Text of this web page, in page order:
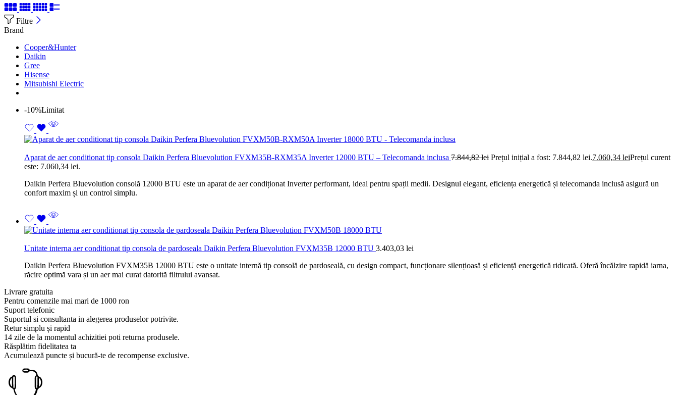
Filtre
Brand
Cooper&Hunter
Daikin
Gree
Hisense
Mitsubishi Electric
-10%Limitat
Aparat de aer conditionat tip consola Daikin Perfera Bluevolution FVXM35B-RXM35A Inverter 12000 BTU – Telecomanda inclusa 7.844,82lei Prețul inițial a fost: 7.844,82 lei.7.060,34 leiPrețul curent
este: 7.060,34 lei.
Daikin Perfera Bluevolution consolă 12000 BTU este un aparat de aer condiționat Inverter performant, ideal pentru spații medii. Designul elegant, eficiența energetică și telecomanda inclusă asigură un
confort maxim și un control simplu.
Unitate interna aer conditionat tip consola de pardoseala Daikin Perfera Bluevolution FVXM35B 12000 BTU 3.403,03 lei
Daikin Perfera Bluevolution FVXM35B 12000 BTU este o unitate internă tip consolă de pardoseală, cu design compact, funcționare silențioasă și eficiență energetică ridicată. Oferă încălzire rapidă iarna,
răcire optimă vara și un aer mai curat datorită filtrului avansat.
Livrare gratuita
Pentru comenzile mai mari de 1000 ron
Suport telefonic
Suportul si consultanta in alegerea produselor potrivite.
Retur simplu și rapid
14 zile de la momentul achizitiei poti returna produsele.
Răsplătim fidelitatea ta
Acumulează puncte și bucură-te de recompense exclusive.